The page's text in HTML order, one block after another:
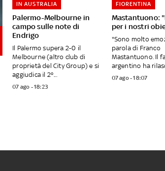
Palermo-Melbourne in
campo sulle note di
Endrigo
IN AUSTRALIA
Il Palermo supera 2-0 il
Melbourne (altro club di
proprietà del City Group) e si
aggiudica il 2°...
07 ago - 18:23
Mastantuono:
per i nostri
FIORENTINA
"Sono molto
parola di Franco
Mastantuono. Il
argentino ha
07 ago - 18:07